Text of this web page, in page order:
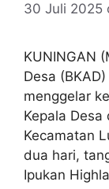
30 Juli 2025
KUNINGAN
Desa
menggelar
Kepala
Kecamatan
dua hari,
Ipukan